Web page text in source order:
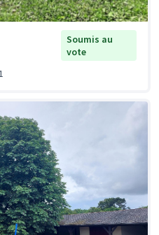
Soumis au
vote